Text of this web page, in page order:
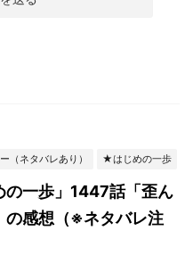
（ネタバレあり） ★はじめの一歩
の一歩」1447話「歪ん
の感想（※ネタバレ注